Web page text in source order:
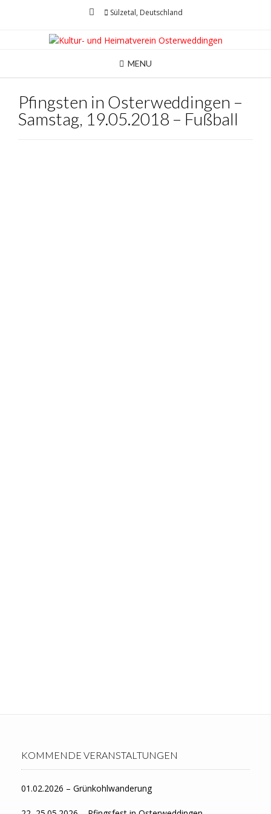
Sülzetal, Deutschland
MENU
Pfingsten in Osterweddingen –
Samstag, 19.05.2018 – Fußball
KOMMENDE VERANSTALTUNGEN
01.02.2026 – Grünkohlwanderung